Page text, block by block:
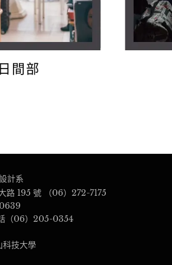
間部
計系
路 195 號 （06）272-7175
（06）205-0354
技大學